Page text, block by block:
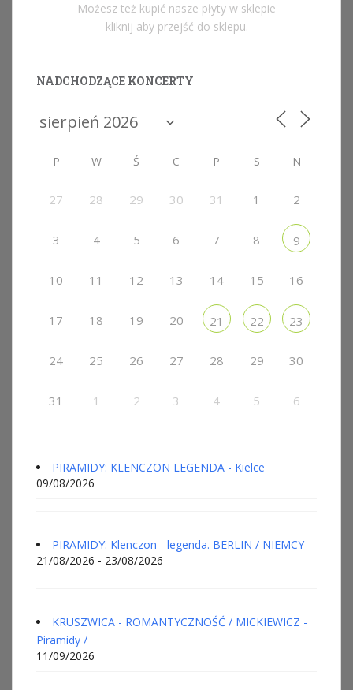
Możesz też kupić nasze płyty w sklepie
kliknij aby przejść do sklepu.
NADCHODZĄCE KONCERTY
P W Ś C P S N
27 28 29 30 31 1 2
3 4 5 6 7 8 9
10 11 12 13 14 15 16
17 18 19 20 21 22 23
24 25 26 27 28 29 30
31 1 2 3 4 5 6
PIRAMIDY: KLENCZON LEGENDA - Kielce
09/08/2026
PIRAMIDY: Klenczon - legenda. BERLIN / NIEMCY
21/08/2026 - 23/08/2026
KRUSZWICA - ROMANTYCZNOŚĆ / MICKIEWICZ -
Piramidy /
11/09/2026